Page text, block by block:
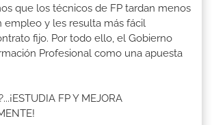
que los técnicos de FP tardan menos
empleo y les resulta más fácil
fijo. Por todo ello, el Gobierno
Profesional como una apuesta
FP Y MEJORA